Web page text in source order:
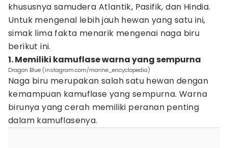
khususnya samudera Atlantik, Pasifik, dan Hindia.
Untuk mengenal lebih jauh hewan yang satu ini,
simak lima fakta menarik mengenai naga biru
berikut ini.
1. Memiliki kamuflase warna yang sempurna
Dragon Blue (instagram.com/marine_encyclopedia)
Naga biru merupakan salah satu hewan dengan
kemampuan kamuflase yang sempurna. Warna
birunya yang cerah memiliki peranan penting
dalam kamuflasenya.